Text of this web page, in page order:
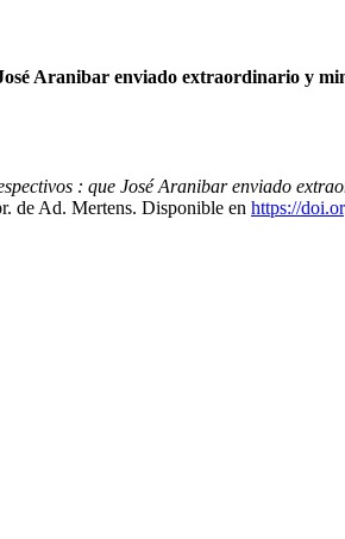
Aranibar enviado extraordinario y
: que José Aranibar enviado
de Ad. Mertens. Disponible en https://